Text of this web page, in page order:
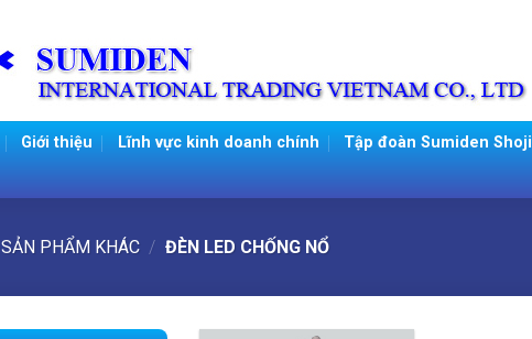
Giới thiệu Lĩnh vực kinh doanh chính Tập đoàn Sumiden Shoji
SẢN PHẨM KHÁC / ĐÈN LED CHỐNG NỔ